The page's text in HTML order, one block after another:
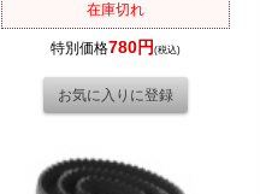
在庫切れ
特別価格780円(税込)